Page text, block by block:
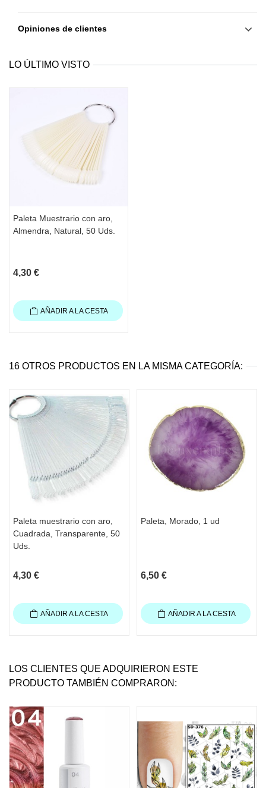
Opiniones de clientes
LO ÚLTIMO VISTO
Paleta Muestrario con aro,
Almendra, Natural, 50 Uds.
4,30 €
AÑADIR A LA CESTA
16 OTROS PRODUCTOS EN LA MISMA CATEGORÍA:
Paleta muestrario con aro,
Cuadrada, Transparente, 50
Uds.
4,30 €
AÑADIR A LA CESTA
Paleta, Morado, 1 ud
6,50 €
AÑADIR A LA CESTA
LOS CLIENTES QUE ADQUIRIERON ESTE
PRODUCTO TAMBIÉN COMPRARON: